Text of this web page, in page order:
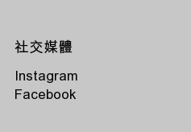
Instagram
Facebook
社交媒體